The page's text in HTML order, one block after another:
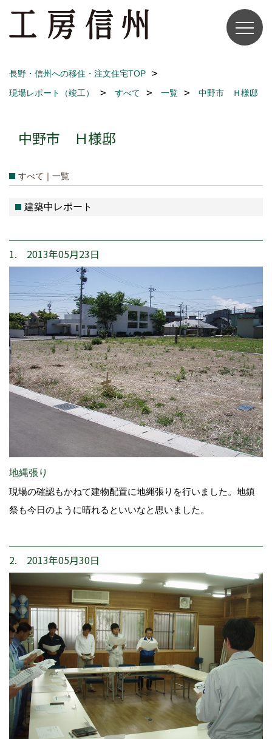
長野・信州への移住・注文住宅TOP
現場レポート（竣工）
すべて 一覧 中野市 Ｈ様邸
中野市 Ｈ様邸
すべて｜一覧
建築中レポート
1. 2013年05月23日
地縄張り
現場の確認もかねて建物配置に地縄張りを行いました。地鎮
祭も今日のように晴れるといいなと思いました。
2. 2013年05月30日